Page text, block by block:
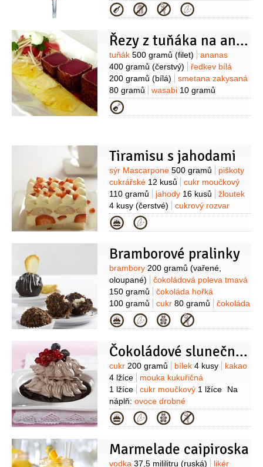
Kategorie
Řezy z tuňáka na ananasu
Suroviny
tuňák 500 gramů (filet)
ananas
400 gramů (čerstvý)
ředkev bílá
200 gramů (bílá)
smetana zakysaná
80 gramů
wasabi 10 gramů
(pasta)
omáčka
zázvor koriandr fenykl
Kategorie
Tiramisu s jahodami
Suroviny
sýr Mascarpone 500 gramů
piškoty
cukrářské 12 kusů
cukr moučkový
110 gramů
jahody 16 kusů
žloutek
4 kusy (čerstvé)
cukrový rozvar
1,2 decilitru
(ovocný, například pomerančový
Kategorie
Bramborové pralinky
Suroviny
brambory 200 gramů (vařené,
oloupané)
čokoládová poleva tmavá
150 gramů
čokoláda hořká
100 gramů
cukr 80 gramů
čokoláda
bílá
60 gramů mandle
mleté)
likér1 lžíce (whiskový
děti 1 lžíce Salka)
kardamom
1/2
lžičky (jemně drcený)
Kategorie
Čokoládové slunečnice
Suroviny
cukr 200 gramů bílek 4 kusy
kakao
4 lžíce
mouka kukuřičná
1 lžíce
cukr moučkový 1 lžíce
Na
náplň: ovoce drobné
350 gramů
čokoláda
160 gramů
smetana
25 gramů
likér1 lžíce (např.
čokoládový)
Kategorie
Marmelade caipiroska
vodka 37,5 mililitru (ruská)
likér